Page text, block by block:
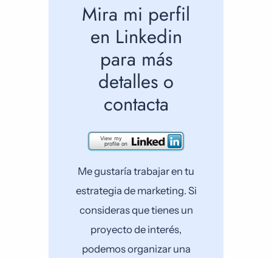
Mira mi perfil
en Linkedin
para más
detalles o
contacta
Me gustaría trabajar en tu
estrategia de marketing. Si
consideras que tienes un
proyecto de interés,
podemos organizar una